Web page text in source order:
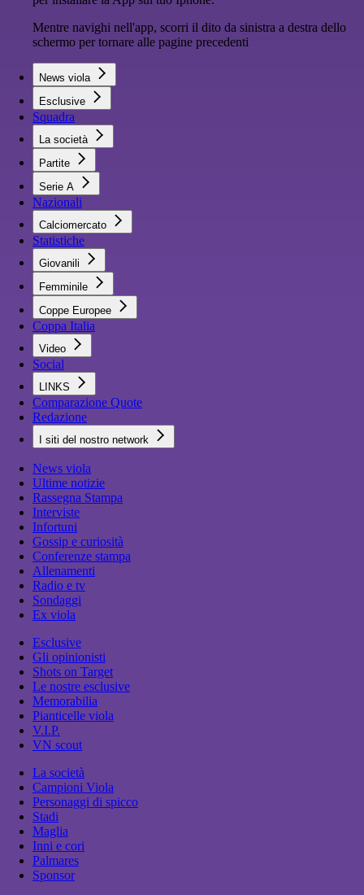
Mentre navighi nell'app, scorri il dito da sinistra a destra dello
schermo per tornare alle pagine precedenti
News viola
Esclusive
Squadra
La società
Partite
Serie A
Nazionali
Calciomercato
Statistiche
Giovanili
Femminile
Coppe Europee
Coppa Italia
Video
Social
LINKS
Comparazione Quote
Redazione
I siti del nostro network
News viola
Ultime notizie
Rassegna Stampa
Interviste
Infortuni
Gossip e curiosità
Conferenze stampa
Allenamenti
Radio e tv
Sondaggi
Ex viola
Esclusive
Gli opinionisti
Shots on Target
Le nostre esclusive
Memorabilia
Pianticelle viola
V.I.P.
VN scout
La società
Campioni Viola
Personaggi di spicco
Stadi
Maglia
Inni e cori
Palmares
Sponsor